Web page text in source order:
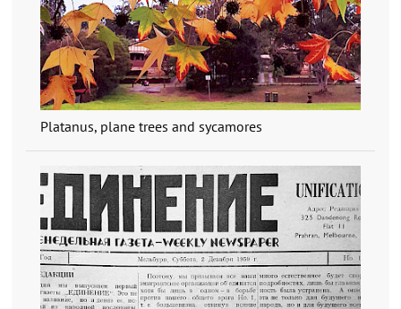
Platanus, plane trees and sycamores